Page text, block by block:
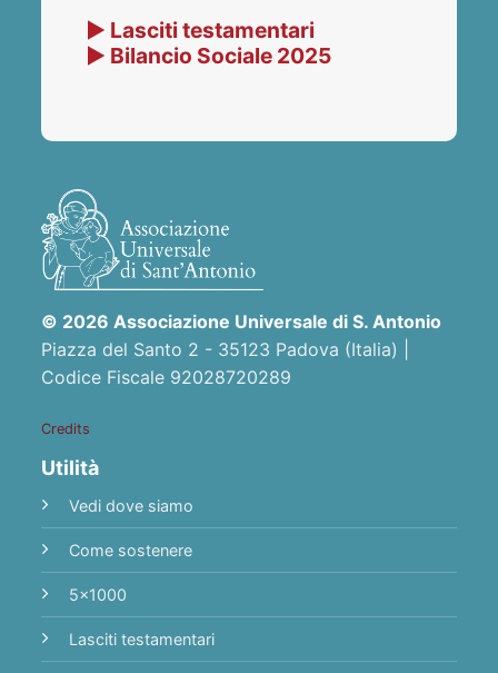
▶ Lasciti testamentari
▶ Bilancio Sociale 2025
© 2026 Associazione Universale di S. Antonio
Piazza del Santo 2 - 35123 Padova (Italia) |
Codice Fiscale 92028720289
Credits
Utilità
Vedi dove siamo
Come sostenere
5x1000
Lasciti testamentari